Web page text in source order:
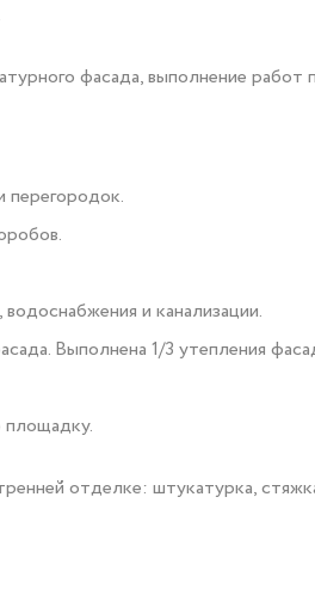
фасада, выполнение
перегородок.
и канализации.
Выполнена 1/3 утепления
площадку.
отделке: штукатурка,